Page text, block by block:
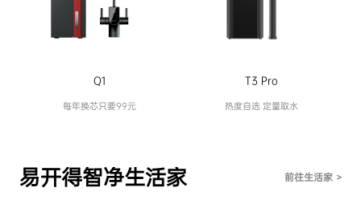
Q1
每年换芯只要99元
T3 Pro
热度自选 定量取水
易开得智净生活家 前往生活家 >